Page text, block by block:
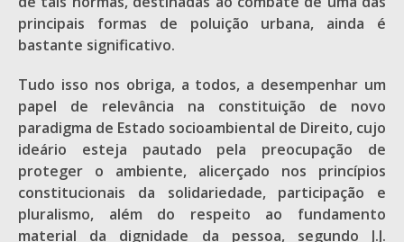
principais formas de poluição urbana, ainda é
bastante significativo.
Tudo isso nos obriga, a todos, a desempenhar um
papel de relevância na constituição de novo
paradigma de Estado socioambiental de Direito, cujo
ideário esteja pautado pela preocupação de
proteger o ambiente, alicerçado nos princípios
constitucionais da solidariedade, participação e
pluralismo, além do respeito ao fundamento
material da dignidade da pessoa, segundo J.J.